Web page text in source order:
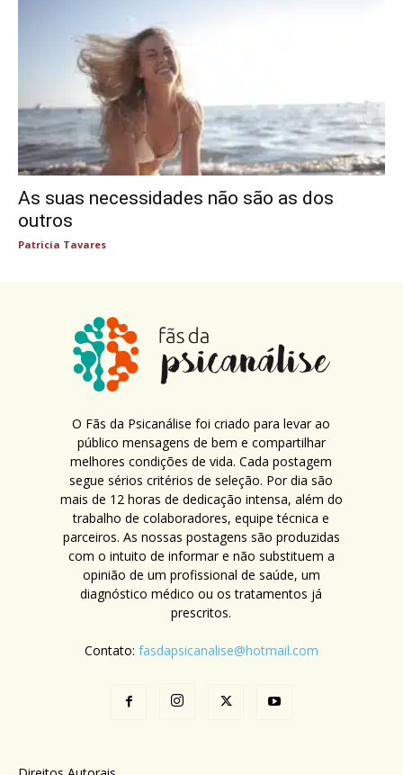
As suas necessidades não são as dos
outros
Patricia Tavares
O Fãs da Psicanálise foi criado para levar ao
público mensagens de bem e compartilhar
melhores condições de vida. Cada postagem
segue sérios critérios de seleção. Por dia são
mais de 12 horas de dedicação intensa, além do
trabalho de colaboradores, equipe técnica e
parceiros. As nossas postagens são produzidas
com o intuito de informar e não substituem a
opinião de um profissional de saúde, um
diagnóstico médico ou os tratamentos já
prescritos.
Contato: fasdapsicanalise@hotmail.com